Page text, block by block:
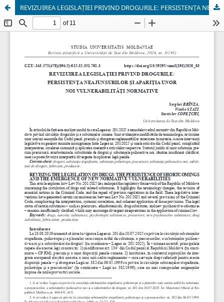
REVIZUIREA LEGISLAȚIEI PRIVIND DROGURILE: PERSISTENȚA NEAJUNSURILOR ȘI APARIȚIA UNOR NOI VULNERABILITĂȚI NORMATIVE